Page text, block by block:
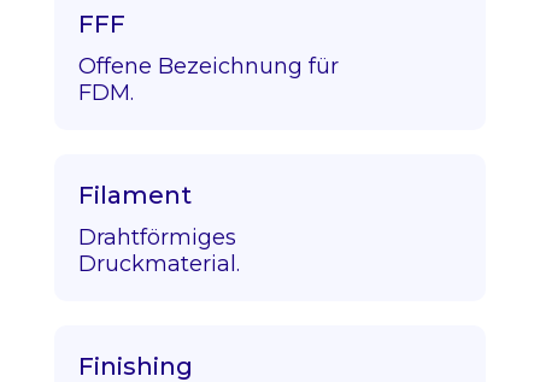
FFF
Offene Bezeichnung für
FDM.
Filament
Drahtförmiges
Druckmaterial.
Finishing